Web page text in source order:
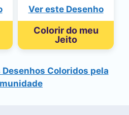
Ver este Desenho
Colorir do meu
Jeito
Coloridos pela